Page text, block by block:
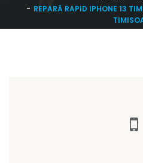
REPARĂ RAPID IPHONE 13